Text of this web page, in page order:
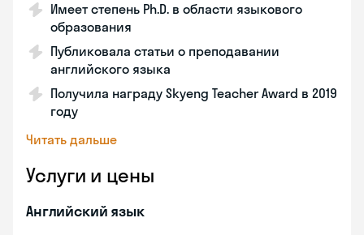
Имеет степень Ph.D. в области языкового
образования
Публиковала статьи о преподавании
английского языка
Получила награду Skyeng Teacher Award в 2019
году
Читать дальше
Услуги и цены
Английский язык